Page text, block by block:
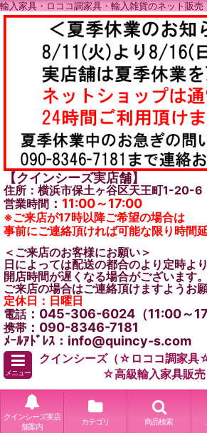
輸入家具・ロココ調家具・輸入雑貨のネット販
【クインシーズ実店舗】
住所：横浜市保土ヶ谷区天王町1-20-6
営業時間 ： 11:00～17:00
※ご来店が17時以降ご希望の場合は
事前にご連絡頂ければ可能な限り時間延
＜ご来店のお客様にお願い＞
日によっては配送の都合のより定時よ
開店時間が遅くなる場合がございます。
ご来店の場合はご連絡頂けますようお願
定休日：日曜日
電話：045-306-6024（11:00～
携帯 ：090-8346-7181
ﾒｰﾙｱﾄﾞﾚｽ：info@quincy-s.com
メニュー
クインシーズ（☆ロココ調家具
☆高級輸入家具販売
クインシーズ実店
舗案内
カテゴリ 商品検索